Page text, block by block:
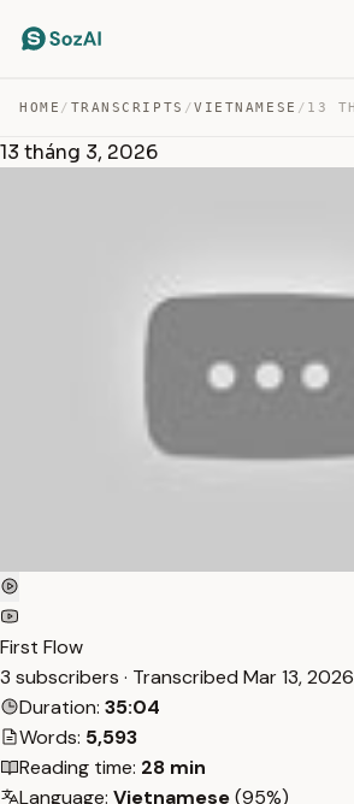
HOME / TRANSCRIPTS /VIETNAMESE /
13 tháng 3, 2026
First Flow
3 subscribers · Transcribed Mar 13, 2026
Duration: 35:04
Words: 5,593
Reading time: 28 min
Language: Vietnamese(95%)